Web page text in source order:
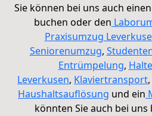
Sie können bei uns auch
buchen oder den
Praxisumzug
Seniorenumzug,
Entrümpelung,
Leverkusen, Klaviertransport,
Haushaltsauflösung und ein
könnten Sie auch bei